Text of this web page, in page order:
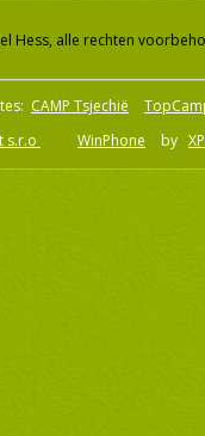
Hess, alle rechten
CAMP Tsjechië
s.r.o WinPhone by